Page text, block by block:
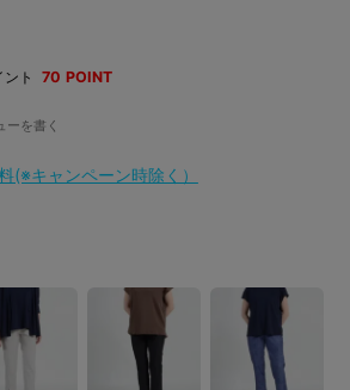
ト 70 POINT
ーを書く
(※キャンペーン時除く）